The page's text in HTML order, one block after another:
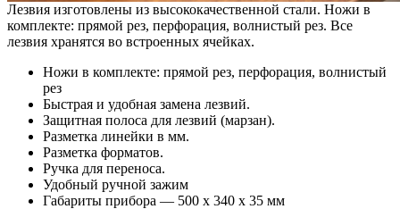
Лезвия изготовлены из высококачественной стали. Ножи в
комплекте: прямой рез, перфорация, волнистый рез. Все
лезвия хранятся во встроенных ячейках.
Ножи в комплекте: прямой рез, перфорация, волнистый
рез
Быстрая и удобная замена лезвий.
Защитная полоса для лезвий (марзан).
Разметка линейки в мм.
Разметка форматов.
Ручка для переноса.
Удобный ручной зажим
Габариты прибора — 500 x 340 x 35 мм